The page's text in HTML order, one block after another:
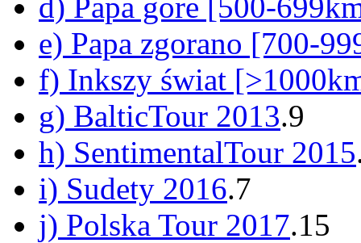
e) Papa zgorano [700-
f) Inkszy świat
g) BalticTour 2013.9
h) SentimentalTour 2015
i) Sudety 2016.7
j) Polska Tour 2017.15